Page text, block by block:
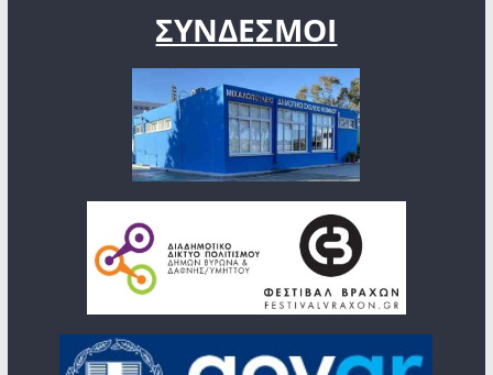
ΣΥΝΔΕΣΜΟΙ